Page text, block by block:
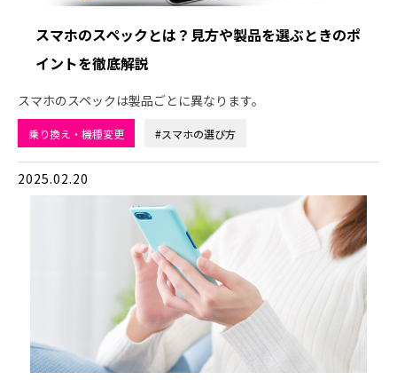
スマホのスペックとは？見方や製品を選ぶときのポ
イントを徹底解説
スマホのスペックは製品ごとに異なります。
乗り換え・機種変更 #スマホの選び方
2025.02.20